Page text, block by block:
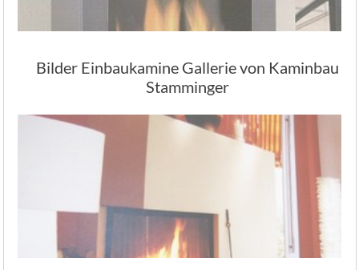
Bilder Einbaukamine Gallerie von Kaminbau
Stamminger